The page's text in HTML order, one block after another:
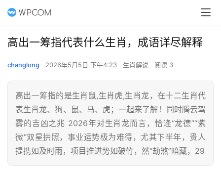
高出一筹指代表什么生肖，成语详尽解释
changlong 2026年5月5日 下午4:23 生肖解说 阅读 3
高出一筹指的是生肖鼠,生肖虎,生肖龙，在十二生肖代
表生肖龙、狗、鼠、马、虎；一起来了解！同时腾云驾
雾的吉凶之兆 2026年对生肖龙而言，恰逢“龙德”“紫
微”双星拱照，事业运势极为难得，尤其下半年，贵人
提携如及时雨，项目推进势如破竹，然“劫煞”暗藏，29